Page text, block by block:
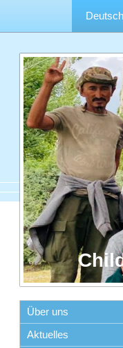
Deutsch
Über uns
Aktuelles